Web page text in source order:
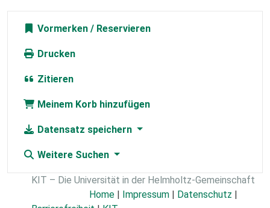
Vormerken
Drucken
Zitieren
Meinem Korb hinzufügen
Datensatz speichern
Weitere Suchen
KIT – Die Universität in der Helmholtz-Gemeinschaft
Home
Impressum Datenschutz